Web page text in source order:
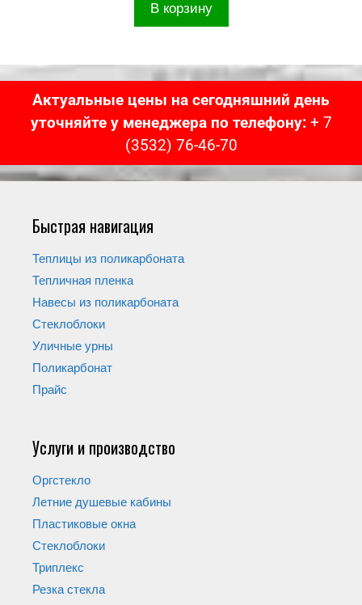
В корзину
Актуальные цены на сегодняшний день
уточняйте у менеджера по телефону: + 7
(3532) 76-46-70
Быстрая навигация
Теплицы из поликарбоната
Тепличная пленка
Навесы из поликарбоната
Стеклоблоки
Уличные урны
Поликарбонат
Прайс
Услуги и производство
Оргстекло
Летние душевые кабины
Пластиковые окна
Стеклоблоки
Триплекс
Резка стекла